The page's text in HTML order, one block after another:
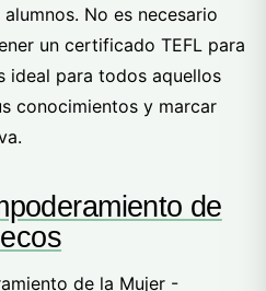
No es necesario
un certificado TEFL para
ideal para todos aquellos
conocimientos y marcar
de